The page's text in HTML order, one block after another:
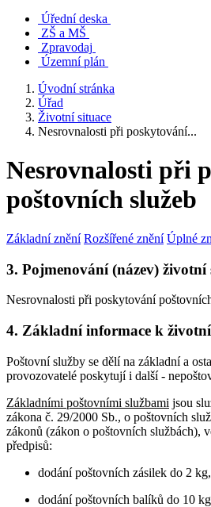
Úřední deska
ZŠ a MŠ
Zpravodaj
Územní plán
Úvodní stránka
Úřad
Životní situace
Nesrovnalosti při poskytování...
Nesrovnalosti při
poštovních služeb
Základní znění Rozšířené znění Úplné
3. Pojmenování (název) životní
Nesrovnalosti při poskytování
4. Základní informace k
Poštovní služby se dělí na základní a
provozovatelé poskytují i další -
Základními poštovními službami jsou
zákona č. 29/2000 Sb., o poštovních
zákonů (zákon o poštovních službách),
předpisů:
dodání poštovních zásilek do 2 kg,
dodání poštovních balíků do 10